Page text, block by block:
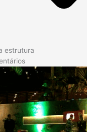
estrutura